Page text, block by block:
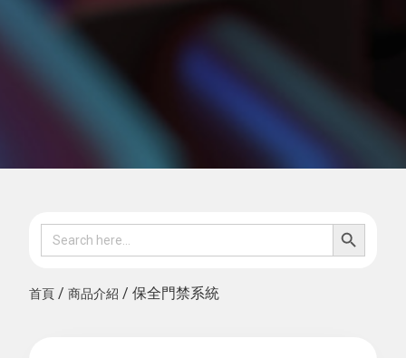
Search
for:
SEARCH
首頁 / 商品介紹 / 保全門禁系統